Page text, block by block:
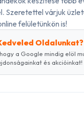
Szeretettel várjuk
felületünkön is!
Oldalunkat?
a Google mindig elöl
és akcióinkat!